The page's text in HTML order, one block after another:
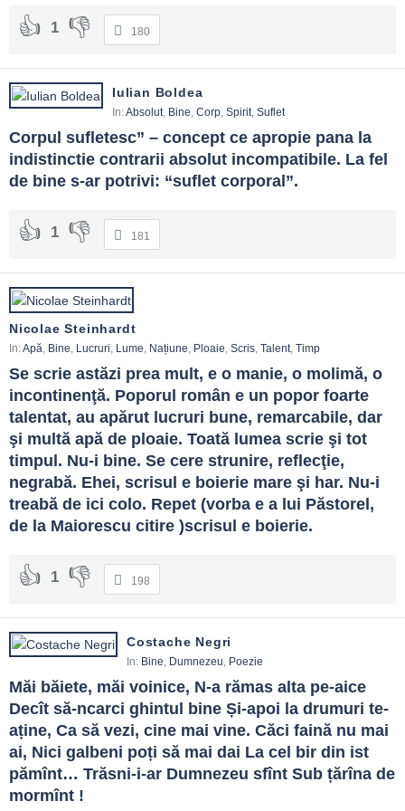
voluntariat), discuții despre consecințe și demnitate. Binele se
învață făcând.
1 180
Iulian Boldea
In:Absolut, Bine, Corp, Spirit, Suflet
Corpul sufletesc” – concept ce apropie pana la
indistinctie contrarii absolut incompatibile. La fel
de bine s-ar potrivi: “suflet corporal”.
1 181
Nicolae Steinhardt
In:Apă Bine Lucruri Lume Națiune Ploaie Scris Talent Timp
Se scrie astăzi prea mult, e o manie, o molimă, o
incontinenţă. Poporul român e un popor foarte
talentat, au apărut lucruri bune, remarcabile, dar
şi multă apă de ploaie. Toată lumea scrie şi tot
timpul. Nu-i bine. Se cere strunire, reflecţie,
negrabă. Ehei, scrisul e boierie mare şi har. Nu-i
treabă de ici colo. Repet (vorba e a lui Păstorel,
de la Maiorescu citire )scrisul e boierie.
1 198
Costache Negri
In: Bine Dumnezeu Poezie
Măi băiete, măi voinice, N-a rămas alta pe-aice
Decît să-ncarci ghintul bine Și-apoi la drumuri te-
aține, Ca să vezi, cine mai vine. Căci faină nu mai
ai, Nici galbeni poți să mai dai La cel bir din ist
pămînt… Trăsni-i-ar Dumnezeu sfînt Sub țărîna de
mormînt !